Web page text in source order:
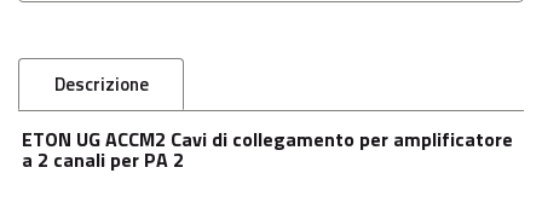
Descrizione
ETON UG ACCM2 Cavi di collegamento per amplificatore
a 2 canali per PA 2